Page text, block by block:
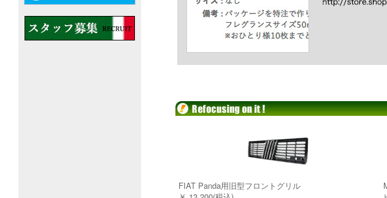
FIAT Panda用旧型フロントグリル